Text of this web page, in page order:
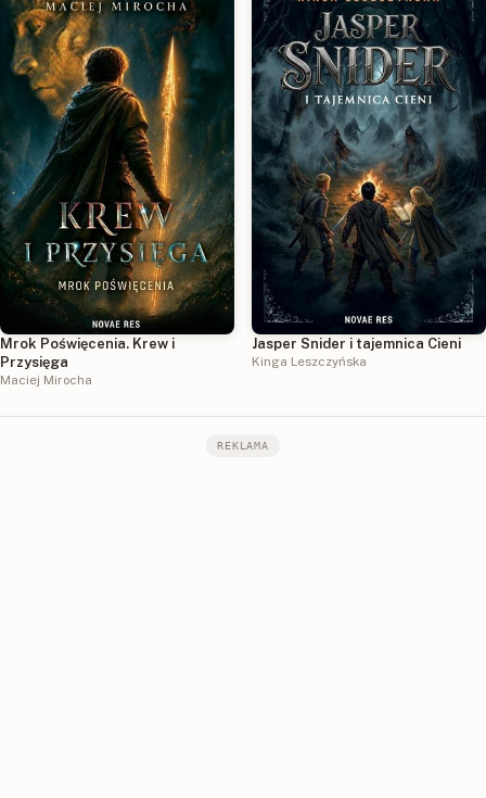
Mrok Poświęcenia. Krew i
Przysięga
Maciej Mirocha
Jasper Snider i tajemnica Cieni
Kinga Leszczyńska
REKLAMA